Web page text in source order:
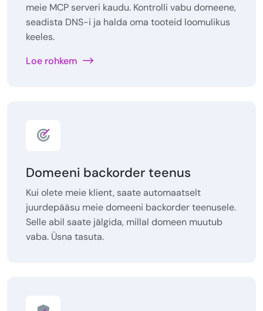
meie MCP serveri kaudu. Kontrolli vabu domeene,
seadista DNS-i ja halda oma tooteid loomulikus
keeles.
Loe rohkem
Domeeni backorder teenus
Kui olete meie klient, saate automaatselt
juurdepääsu meie domeeni backorder teenusele.
Selle abil saate jälgida, millal domeen muutub
vaba. Üsna tasuta.